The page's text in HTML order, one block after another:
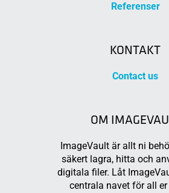
Referenser
KONTAKT
Contact us
OM
ImageVault är allt ni
säkert lagra, hitta och
digitala filer. Låt
centrala navet för all